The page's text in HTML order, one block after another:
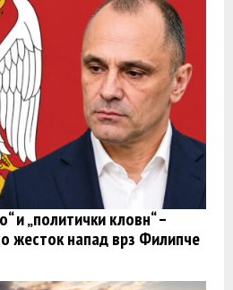
и „политички кловн“ –
жесток напад врз Филипче